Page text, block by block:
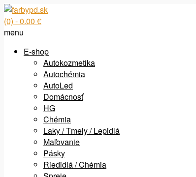
(0) - 0.00 €
menu
E-shop
Autokozmetika
Autochémia
AutoLed
Domácnosť
HG
Chémia
Laky / Tmely / Lepidlá
Maľovanie
Pásky
Riedidlá / Chémia